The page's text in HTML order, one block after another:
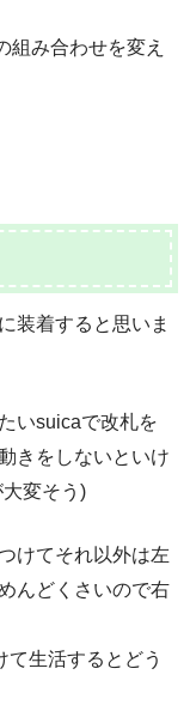
組み合わせを変え
装着すると思いま
いsuicaで改札を
きをしないといけ
変そう)
けてそれ以外は左
んどくさいので右
生活するとどう